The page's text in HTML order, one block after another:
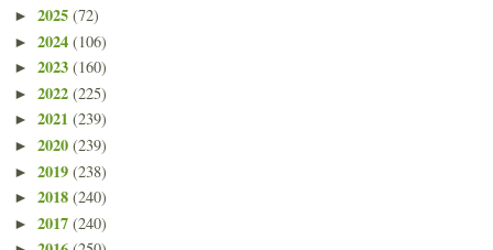
► 2025 (72)
► 2024 (106)
► 2023 (160)
► 2022 (225)
► 2021 (239)
► 2020 (239)
► 2019 (238)
► 2018 (240)
► 2017 (240)